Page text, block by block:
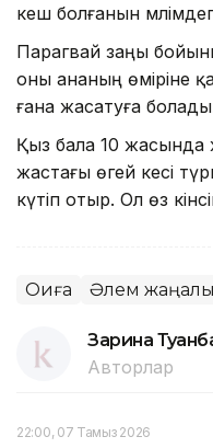
кеш болғанын
Парагвай заңы
оны ананың өміріне
ғана жасатуға
Қыз бала 10 жасында
жастағы өгей әкесі
күтіп отыр. Ол өз
Оқиға Әлем
Зарина
Авторлар
22:00, 07 Тамыз 2026